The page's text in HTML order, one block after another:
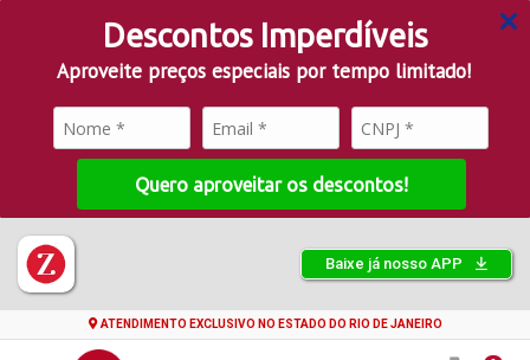
Descontos Imperdíveis
Aproveite preços especiais por tempo limitado!
Quero aproveitar os descontos!
Baixe já nosso APP
ATENDIMENTO EXCLUSIVO NO ESTADO DO RIO DE JANEIRO